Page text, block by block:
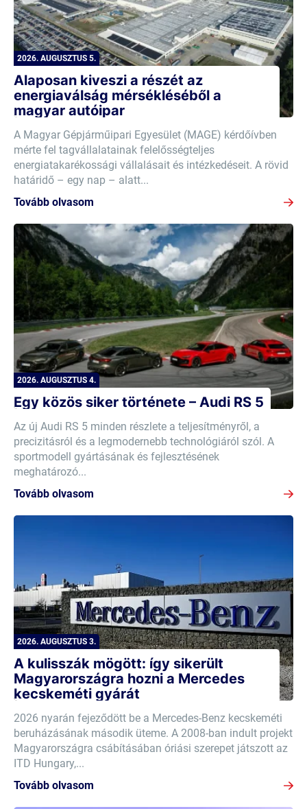
2026. AUGUSZTUS 5.
Alaposan kiveszi a részét az
energiaválság mérsékléséből a
magyar autóipar
A Magyar Gépjárműipari Egyesület (MAGE) kérdőívben
mérte fel tagvállalatainak felelősségteljes
energiatakarékossági vállalásait és intézkedéseit. A rövid
határidő – egy nap – alatt...
Tovább olvasom
2026. AUGUSZTUS 4.
Egy közös siker története – Audi RS 5
Az új Audi RS 5 minden részlete a teljesítményről, a
precizitásról és a legmodernebb technológiáról szól. A
sportmodell gyártásának és fejlesztésének
meghatározó...
Tovább olvasom
2026. AUGUSZTUS 3.
A kulisszák mögött: így sikerült
Magyarországra hozni a Mercedes
kecskeméti gyárát
2026 nyarán fejeződött be a Mercedes-Benz kecskeméti
beruházásának második üteme. A 2008-ban indult projekt
Magyarországra csábításában óriási szerepet játszott az
ITD Hungary,...
Tovább olvasom